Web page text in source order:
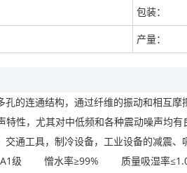
包装：
产量：
连通结构，通过纤维的振动和相互摩
特性，尤其对中低频和各种震动噪声
、交通工具，制冷设备，工业设备
憎水率≥99% 质量吸湿率